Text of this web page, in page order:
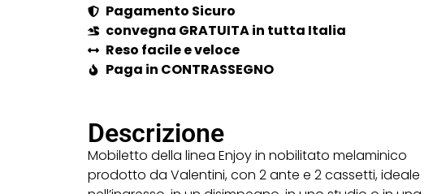
Pagamento Sicuro
convegna GRATUITA in tutta Italia
Reso facile e veloce
Paga in CONTRASSEGNO
Descrizione
Mobiletto della linea Enjoy in nobilitato melaminico
prodotto da Valentini, con 2 ante e 2 cassetti, ideale